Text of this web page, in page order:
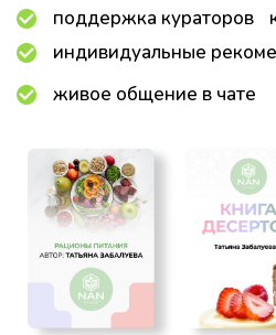
поддержка кураторов
индивидуальные
живое общение в чате